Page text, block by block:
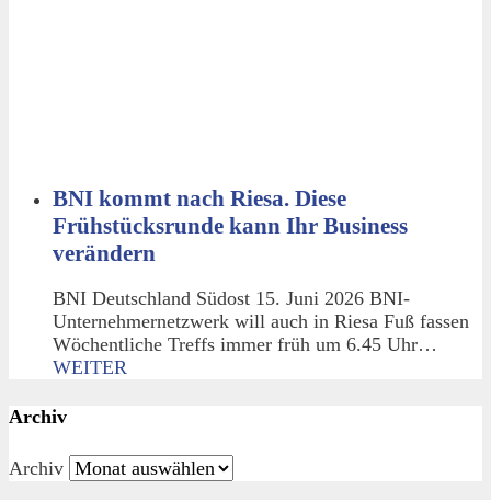
BNI kommt nach Riesa. Diese
Frühstücksrunde kann Ihr Business
verändern
BNI Deutschland Südost 15. Juni 2026 BNI-
Unternehmernetzwerk will auch in Riesa Fuß fassen
Wöchentliche Treffs immer früh um 6.45 Uhr…
WEITER
Archiv
Archiv